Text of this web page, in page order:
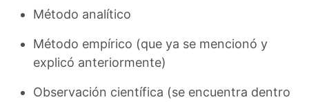
Método analítico
Método empírico (que ya se mencionó y
explicó anteriormente)
Observación científica (se encuentra dentro